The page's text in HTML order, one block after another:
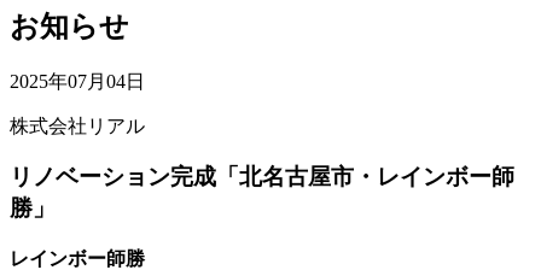
お知らせ
2025年07月04日
株式会社リアル
リノベーション完成「北名古屋市・レインボー師
勝」
レインボー師勝